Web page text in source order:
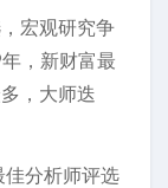
宏观研究争
，新财富最
，大师迭
分析师评选